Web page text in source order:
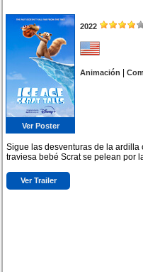
Ver Poster
2022
Animación |
Sigue las desventuras de la ardilla
traviesa bebé Scrat se pelean por
Ver Trailer